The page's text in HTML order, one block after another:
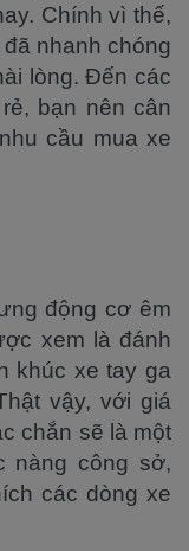
Chính vì thế,
nhanh chóng
lòng. Đến các
bạn nên cân
cầu mua xe
động cơ êm
xem là đánh
khúc xe tay ga
vậy, với giá
chắn sẽ là một
nàng công sở,
các dòng xe